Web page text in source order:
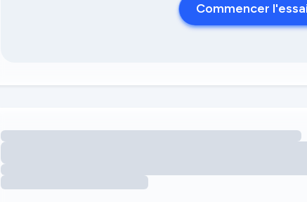
Commencer
Chargement des opportunités de revenus liées aux